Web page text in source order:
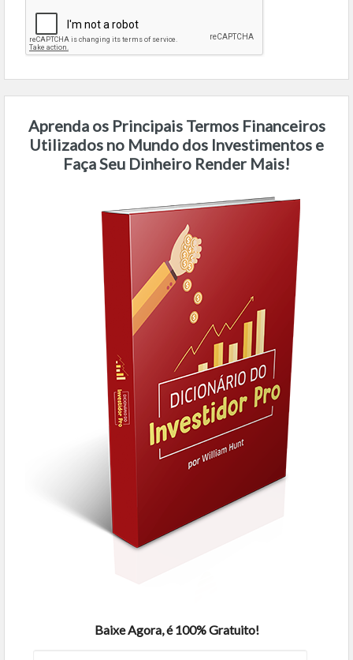
Aprenda os Principais Termos Financeiros
Utilizados no Mundo dos Investimentos e
Faça Seu Dinheiro Render Mais!
Baixe Agora, é 100% Gratuito!